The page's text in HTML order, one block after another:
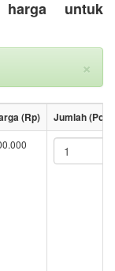
untuk
×
(Rp) Jumlah (Pcs)